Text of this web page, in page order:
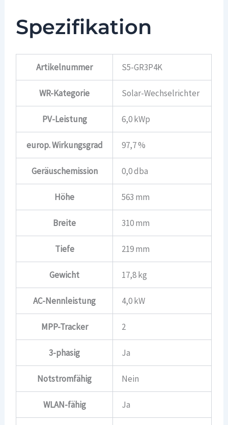
Spezifikation
Artikelnummer S5-GR3P4K
WR-Kategorie Solar-Wechselrichter
PV-Leistung 6,0 kWp
europ. Wirkungsgrad 97,7 %
Geräuschemission 0,0 dba
Höhe 563 mm
Breite 310 mm
Tiefe 219 mm
Gewicht 17,8 kg
AC-Nennleistung 4,0 kW
MPP-Tracker 2
3-phasig Ja
Notstromfähig Nein
WLAN-fähig Ja